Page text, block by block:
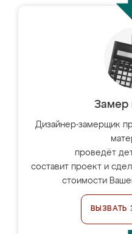
Замер
Дизайнер-замерщик
проведёт
составит проект и
стоимости
ВЫЗВАТЬ